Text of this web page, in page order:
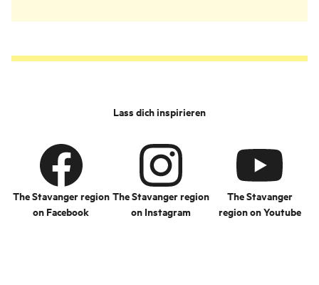
Lass dich inspirieren
The Stavanger region
on Facebook
The Stavanger region
on Instagram
The Stavanger
region on Youtube